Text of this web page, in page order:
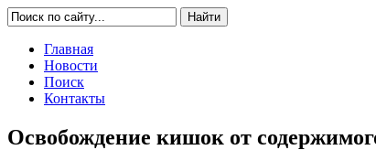
Главная
Новости
Поиск
Контакты
Освобождение кишок от